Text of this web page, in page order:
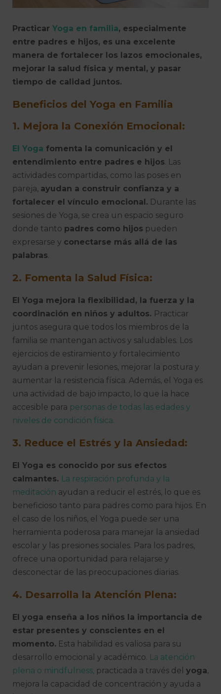
Practicar Yoga en familia, especialmente
entre padres e hijos, es una excelente
manera de fortalecer los lazos emocionales,
mejorar la salud física y mental, y pasar
tiempo de calidad juntos.
Beneficios del Yoga en Familia
1. Mejora la Conexión Emocional:
El Yoga fomenta la comunicación y el
entendimiento entre padres e hijos. Las
actividades compartidas, como las poses en
pareja, ayudan a construir confianza y a
fortalecer el vínculo emocional. Durante las
sesiones de Yoga, se crea un espacio seguro
donde tanto padres como hijos pueden
expresarse y conectarse más allá de las
palabras.
2. Fomenta la Salud Física:
El Yoga mejora la flexibilidad, la fuerza y la
coordinación en niños y adultos. Practicar
juntos asegura que todos los miembros de la
familia se mantengan activos y saludables. Los
ejercicios de estiramiento y fortalecimiento
ayudan a prevenir lesiones, mejorar la postura y
aumentar la resistencia física. Además, el Yoga es
una actividad de bajo impacto, lo que la hace
accesible para personas de todas las edades y
niveles de condición física.
3. Reduce el Estrés y la Ansiedad:
El Yoga es conocido por sus efectos
calmantes. La respiración profunda y la
meditación ayudan a reducir el estrés, lo que es
beneficioso tanto para padres como para hijos. En
el caso de los niños, el Yoga puede ser una
herramienta poderosa para manejar la ansiedad
escolar y las presiones sociales. Para los padres,
ofrece una oportunidad para relajarse y
desconectar de las preocupaciones diarias.
4. Desarrolla la Atención Plena:
El yoga enseña a los niños la importancia de
estar presentes y conscientes en el
momento. Esta habilidad es valiosa para su
desarrollo emocional y académico. La atención
plena o mindfulness, practicada a través del yoga,
mejora la capacidad de concentración y ayuda a